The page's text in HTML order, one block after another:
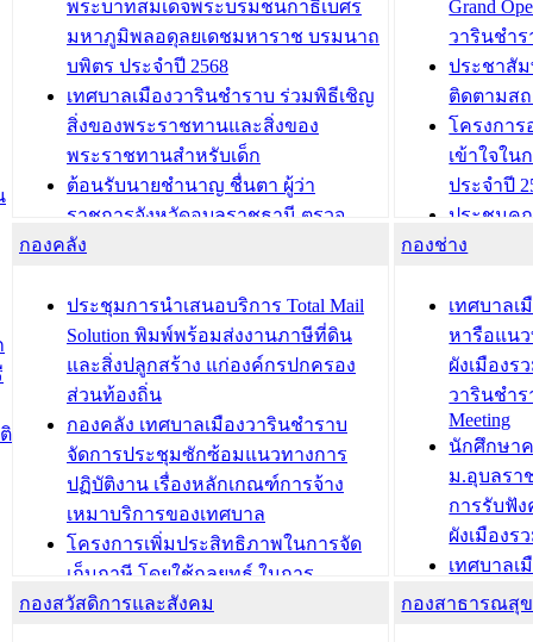
พระบาทสมเด็จพระบรมชนกาธิเบศร
มหาภูมิพลอดุลยเดชมหาราช บรมนาถ
บพิตร ประจำปี 2568
เทศบาลเมืองวารินชำราบ ร่วมพิธีเชิญ
สิ่งของพระราชทานและสิ่งของ
พระราชทานสำหรับเด็ก
ต้อนรับนายชำนาญ ชื่นตา ผู้ว่า
ราชการจังหวัดอุบลราชธานี ตรวจ
ความเรียบร้อยของสถานที่ในการเตรี
องคมนตรี
สำนักทะเบียนท้องถิ่นเทศบาลเมือง
วารินชำราบ ดำเนินการมอบทะเบียน
บ้าน ทร.14 และบัตรประจำตัว
ประชาชนบุคคลประเภท 8 แก่บุคคลที่
ได้รับการเพิ่มชื่อในทะเบียนบ้าน
(ท.ร.14) กรณีคนไม่มีสัญชาติไทยได้รับ
อนุญาตให้มีถิ่นที่อยู่
ประชุมคณะกรรมการประเมินผลการ
ควบคุมภายในของ สำนัก/กอง/
โรงเรียน/ศูนย์พัฒนาเด็กเล็ก/สถานธนา
Grand
วารินชำร
ประชาสัม
ติดตามส
โครงกา
เข้าใจใน
ประจำปี
ประชุมค
ความเสี่ย
ประชุมที
ชีวา สร้า
ขับเคลื่อน
“เมืองแห่
บทความ อื่นๆ ...
กองคลัง
ประชุมการนำเสนอบริการ Total Mail
Solution พิมพ์พร้อมส่งงานภาษีที่ดิน
และสิ่งปลูกสร้าง แก่องค์กรปกครอง
ส่วนท้องถิ่น
กองคลัง เทศบาลเมืองวารินชำราบ
จัดการประชุมซักซ้อมแนวทางการ
ปฏิบัติงาน เรื่องหลักเกณฑ์การจ้าง
เหมาบริการของเทศบาล
โครงการเพิ่มประสิทธิภาพในการจัด
เก็บภาษี โดยใช้กลยุทธ์ ในการ
พัฒนาการจัดเก็บรายได้ ประจำปี พ.ศ.
กองช่าง
เทศบาลเ
หารือแน
ผังเมืองร
วารินชำร
Meeting
นักศึกษา
ม.อุบลรา
การรับฟั
ผังเมืองร
เทศบาลเ
โครงการ
กองสวัสดิการและสังคม กองสาธารณสุ